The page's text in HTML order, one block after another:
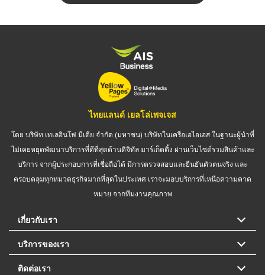
ไทยแลนด์ เยลโล่เพจเจส
โดย บริษัท เทเลอินโฟ มีเดีย จำกัด (มหาชน) บริษัทในเครือเอไอเอส ในฐานะผู้นำที่
ไม่เคยหยุดพัฒนาบริการที่ดีที่สุดด้านดิจิทัล มาร์เก็ตติ้ง ผ่านเว็บไซต์รวมสินค้าและ
บริการ จากผู้ประกอบการที่เชื่อถือได้ มีการตรวจสอบและยืนยันตัวตนจริง และ
ครอบคลุมทุกหมวดธุรกิจมากที่สุดในประเทศ เราจะมอบบริการที่เหนือความคาด
หมาย จากทีมงานคุณภาพ
เกี่ยวกับเรา
บริการของเรา
ติดต่อเรา